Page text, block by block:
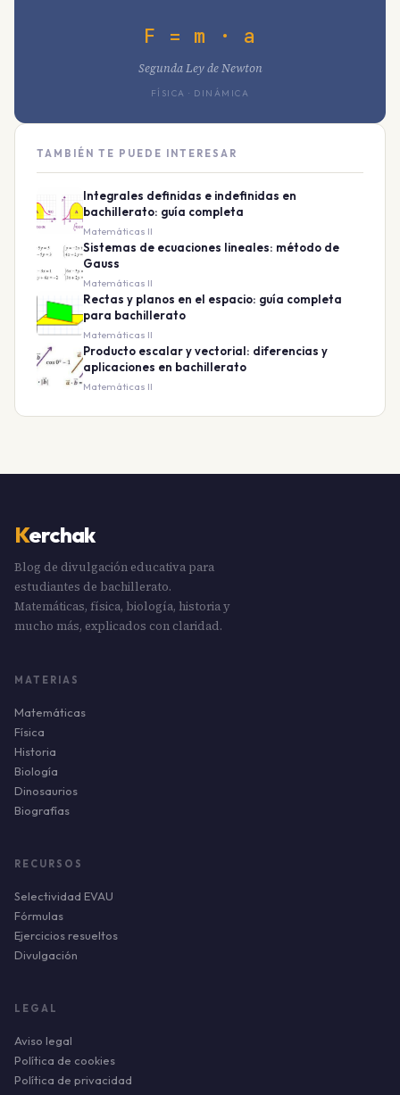
F = m · a
Segunda Ley de Newton
FÍSICA · DINÁMICA
TAMBIÉN TE PUEDE INTERESAR
Integrales definidas e indefinidas en
bachillerato: guía completa
Matemáticas II
Sistemas de ecuaciones lineales: método de
Gauss
Matemáticas II
Rectas y planos en el espacio: guía completa
para bachillerato
Matemáticas II
Producto escalar y vectorial: diferencias y
aplicaciones en bachillerato
Matemáticas II
Kerchak
Blog de divulgación educativa para
estudiantes de bachillerato.
Matemáticas, física, biología, historia y
mucho más, explicados con claridad.
MATERIAS
Matemáticas
Física
Historia
Biología
Dinosaurios
Biografías
RECURSOS
Selectividad EVAU
Fórmulas
Ejercicios resueltos
Divulgación
LEGAL
Aviso legal
Política de cookies
Política de privacidad